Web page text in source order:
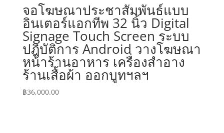
จอโฆษณาประชาสัมพันธ์แบบ
อินเตอร์แอกทีพ 32 นิ้ว Digital
Signage Touch Screen ระบบ
ปฎิบัติการ Android วางโฆษณา
หน้าร้านอาหาร เครื่องสำอาง
ร้านเสื้อผ้า ออกบูทฯลฯ
฿36,000.00